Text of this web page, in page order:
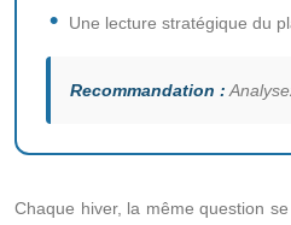
Une lecture stratégique du
Recommandation :
Chaque hiver, la même question